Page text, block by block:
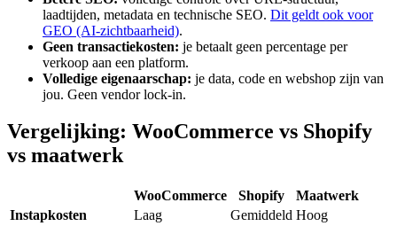
laadtijden, metadata en technische SEO. Dit geldt ook voor
GEO (AI-zichtbaarheid).
Geen transactiekosten: je betaalt geen percentage per
verkoop aan een platform.
Volledige eigenaarschap: je data, code en webshop zijn van
jou. Geen vendor lock-in.
Vergelijking: WooCommerce vs Shopify
vs maatwerk
WooCommerce Shopify
Maatwerk
Instapkosten
Laag Gemiddeld Hoog